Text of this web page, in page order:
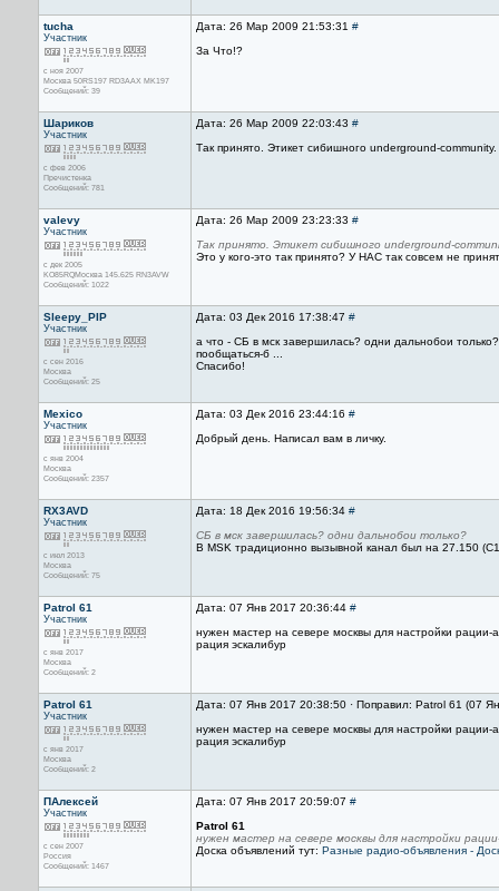
tucha
Участник
с ноя 2007
Москва 50RS197 RD3AAX MK197
Сообщений: 39
Дата: 26 Мар 2009 21:53:31 #
За Что!?
Шариков
Участник
с фев 2006
Пречистенка
Сообщений: 781
Дата: 26 Мар 2009 22:03:43 #
Так принято. Этикет сибишного underground-
valevy
Участник
с дек 2005
KO85RQМосква 145.625 RN3AVW
Сообщений: 1022
Дата: 26 Мар 2009 23:23:33 #
Так принято. Этикет сибишного underground-
Это у кого-это так принято? У НАС так совсем не
Sleepy_PIP
Участник
с сен 2016
Москва
Сообщений: 25
Дата: 03 Дек 2016 17:38:47 #
а что - СБ в мск завершилась? одни дальнобои
пообщаться-б ...
Спасибо!
Mexico
Участник
с янв 2004
Москва
Сообщений: 2357
Дата: 03 Дек 2016 23:44:16 #
Добрый день. Написал вам в личку.
RX3AVD
Участник
с июл 2013
Москва
Сообщений: 75
Дата: 18 Дек 2016 19:56:34 #
СБ в мск завершилась? одни дальнобои только?
В MSK традиционно вызывной канал был на 27.150
Patrol 61
Участник
с янв 2017
Москва
Сообщений: 2
Дата: 07 Янв 2017 20:36:44 #
нужен мастер на севере москвы для настройки рации-
рация эскалибур
Patrol 61
Участник
с янв 2017
Москва
Сообщений: 2
Дата: 07 Янв 2017 20:38:50 · Поправил: Patrol 61 (07
нужен мастер на севере москвы для настройки рации-
рация эскалибур
ПАлексей
Участник
с сен 2007
Россия
Сообщений: 1467
Дата: 07 Янв 2017 20:59:07 #
Patrol 61
нужен мастер на севере москвы для настройки
Доска объявлений тут: Разные радио-объявления -